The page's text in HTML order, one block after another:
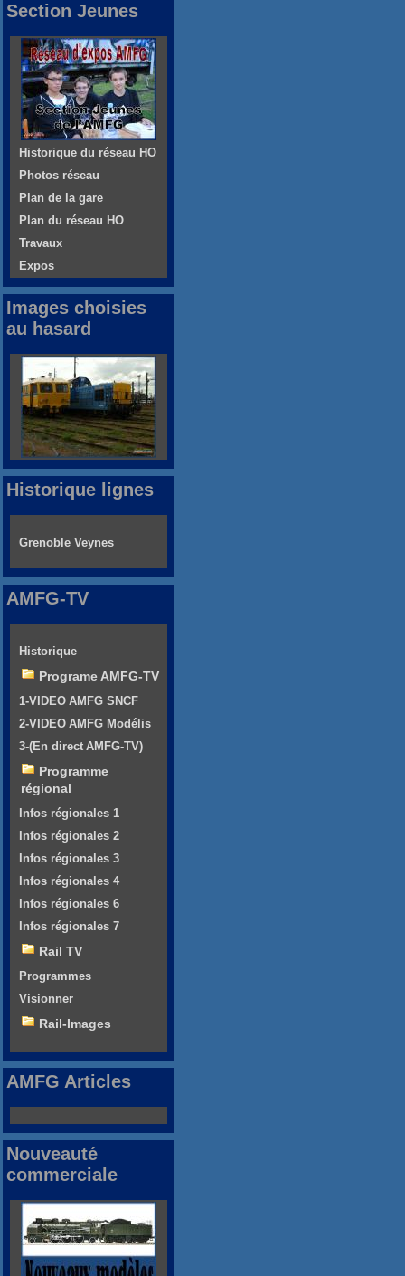
Section Jeunes
Historique du réseau HO
Photos réseau
Plan de la gare
Plan du réseau HO
Travaux
Expos
Images choisies
au hasard
Historique lignes
Grenoble Veynes
AMFG-TV
Historique
Programe AMFG-TV
1-VIDEO AMFG SNCF
2-VIDEO AMFG Modélis
3-(En direct AMFG-TV)
Programme
régional
Infos régionales 1
Infos régionales 2
Infos régionales 3
Infos régionales 4
Infos régionales 6
Infos régionales 7
Rail TV
Programmes
Visionner
Rail-Images
AMFG Articles
Nouveauté
commerciale